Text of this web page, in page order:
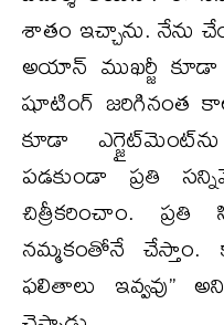
శాతం ఇచ్చాను. నేను
అయాన్ ముఖర్జీ
షూటింగ్
కూడా
పడకుండా ప్రతి
చిత్రీకరించాం.
నమ్మకంతోనే చేస్తాం.
ఫలితాలు ఇవ్వవు’’